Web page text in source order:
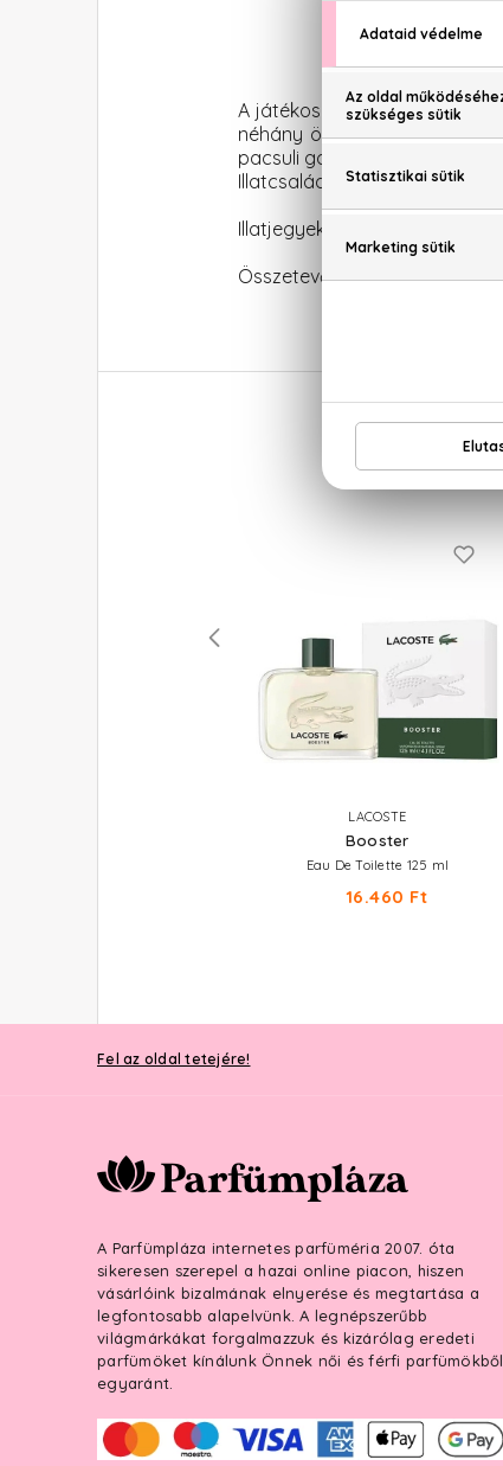
A játékos hétköznapok
néhány összetevő szerepel
pacsuli gondoskodik arról,
Illatcsalád: Fás-aromás
Illatjegyek: Citrusfélék,
Összetevők: LINALOOL,
LACOSTE
Booster
Eau De Toilette 125 ml
16.460 Ft
Fel az oldal tetejére!
A Parfümpláza internetes parfüméria 2007. óta
sikeresen szerepel a hazai online piacon, hiszen
vásárlóink bizalmának elnyerése és megtartása a
legfontosabb alapelvünk. A legnépszerűbb
világmárkákat forgalmazzuk és kizárólag eredeti
parfümöket kínálunk Önnek női és férfi parfümökből
egyaránt.